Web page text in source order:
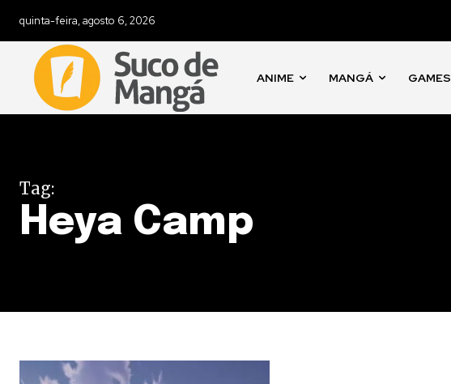
quinta-feira, agosto 6, 2026
ANIME MANGÁ GAMES
Tag:
Heya Camp